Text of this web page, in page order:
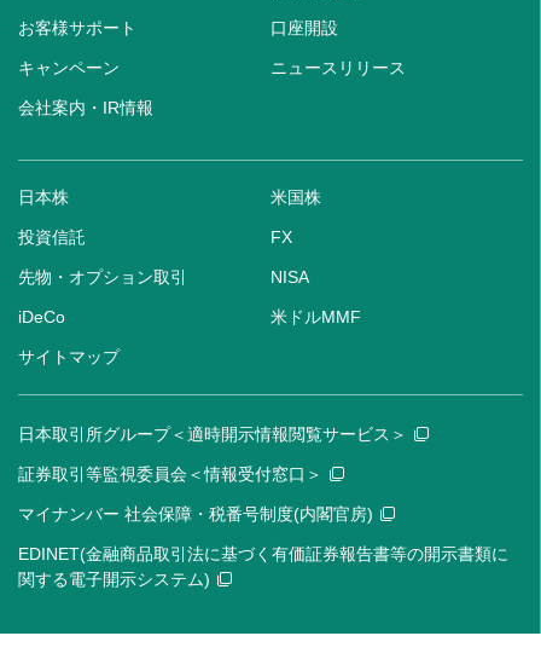
お客様サポート 口座開設
キャンペーン ニュースリリース
会社案内・IR情報
日本株 米国株
投資信託 FX
先物・オプション取引 NISA
iDeCo 米ドルMMF
サイトマップ
日本取引所グループ＜適時開示情報閲覧サービス＞
証券取引等監視委員会＜情報受付窓口＞
マイナンバー 社会保障・税番号制度(内閣官房)
EDINET(金融商品取引法に基づく有価証券報告書等の開示書類に
関する電子開示システム)